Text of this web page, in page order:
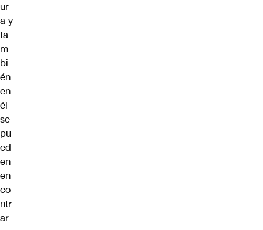
ur
a y
ta
m
bi
én
en
él
se
pu
ed
en
en
co
ntr
ar